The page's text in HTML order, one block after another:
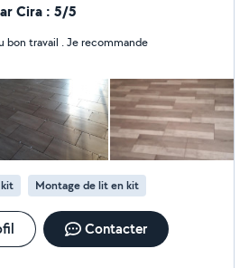
dans un rayon de 30 km
pas à me contacter!
Cira : 5/5
travail . Je recommande
Montage de lit en kit
Contacter